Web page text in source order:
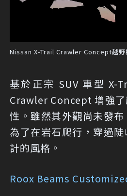
Nissan X-Trail Crawler Concept越野
基於正宗 SUV 車型 X-
Crawler Concept 增強
性。雖然其外觀尚未發
為了在岩石爬行，穿過
計的風格。
Roox Beams